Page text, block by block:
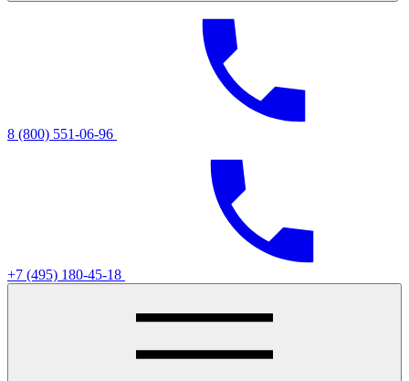
8 (800) 551-06-96
+7 (495) 180-45-18